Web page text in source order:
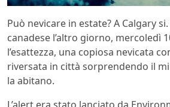
Può nevicare in estate? A Calgary
canadese l’altro giorno, mercoledì
l’esattezza, una copiosa nevicata
riversata in città sorprendendo il
la abitano.